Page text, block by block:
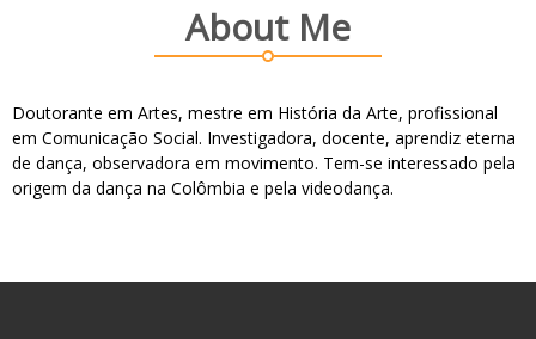
About Me
Doutorante em Artes, mestre em História da Arte, profissional
em Comunicação Social. Investigadora, docente, aprendiz eterna
de dança, observadora em movimento. Tem-se interessado pela
origem da dança na Colômbia e pela videodança.